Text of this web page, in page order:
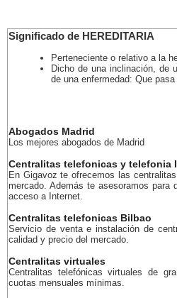
Significado de HEREDITARIA
Perteneciente o relativo a la
Dicho de una inclinación, de
de una enfermedad: Que
Abogados Madrid
Los mejores abogados de Madrid
Centralitas telefonicas y telefonia
En Gigavoz te ofrecemos las
mercado. Además te asesoramos
acceso a Internet.
Centralitas telefonicas Bilbao
Servicio de venta e instalación de
calidad y precio del mercado.
Centralitas virtuales
Centralitas telefónicas virtuales de
cuotas mensuales mínimas.